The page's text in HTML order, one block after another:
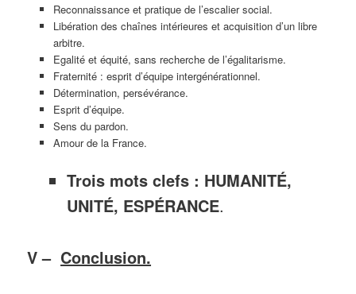
Reconnaissance et pratique de l’escalier social.
Libération des chaînes intérieures et acquisition d’un libre
arbitre.
Egalité et équité, sans recherche de l’égalitarisme.
Fraternité : esprit d’équipe intergénérationnel.
Détermination, persévérance.
Esprit d’équipe.
Sens du pardon.
Amour de la France.
Trois mots clefs : HUMANITÉ,
UNITÉ, ESPÉRANCE.
V – Conclusion.